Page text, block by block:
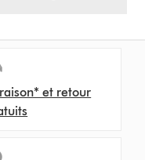
et retour